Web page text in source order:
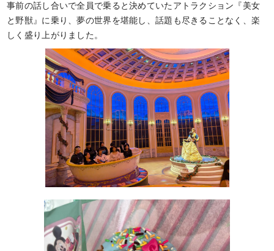
事前の話し合いで全員で乗ると決めていたアトラクション『美女
と野獣』に乗り、夢の世界を堪能し、話題も尽きることなく、楽
しく盛り上がりました。